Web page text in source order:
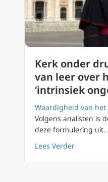
Kerk onder
van leer over
‘intrinsiek
Waardigheid van het
Volgens analisten is
deze formulering uit…
Lees Verderabout